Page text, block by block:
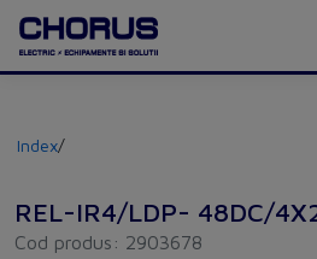
Index/
REL-IR4/LDP- 48DC/
Cod produs: 2903678